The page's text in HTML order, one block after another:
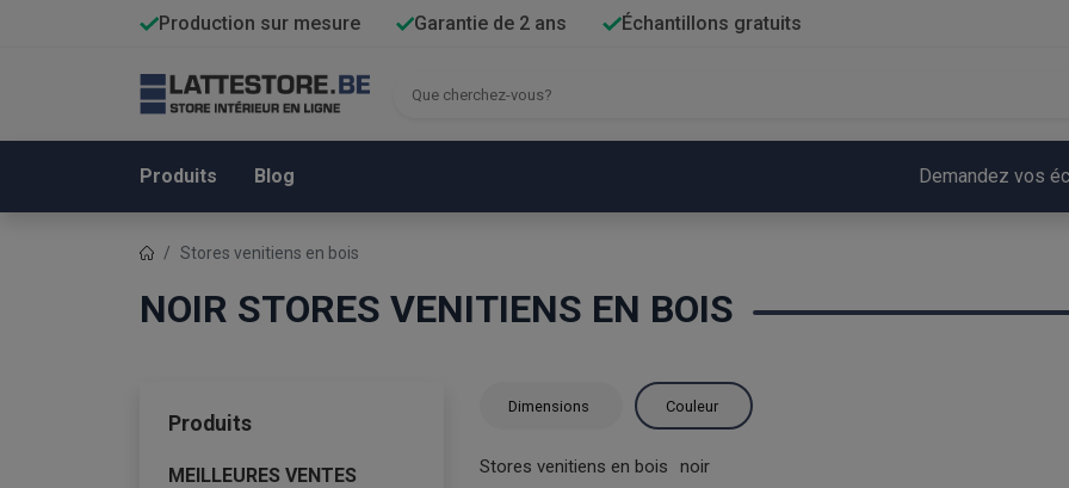
Production sur mesure Garantie de 2 ans Échantillons gratuits
Produits Blog Demandez vos
Stores venitiens en bois
NOIR STORES VENITIENS EN BOIS
Produits
MEILLEURES VENTES
Dimensions Couleur
Stores venitiens en bois noir